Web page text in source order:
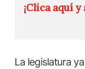
¡Clica aquí
La legislatura